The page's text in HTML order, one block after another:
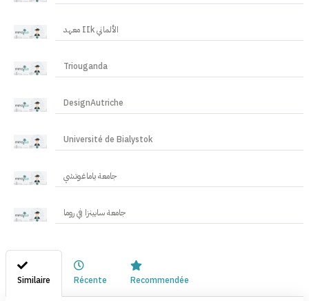
معهد IIk الألماني
Triouganda
DesignAutriche
Université de Bialystok
جامعة ياماغوتشي
جامعة سابينزا في روما
Similaire Récente Recommendée